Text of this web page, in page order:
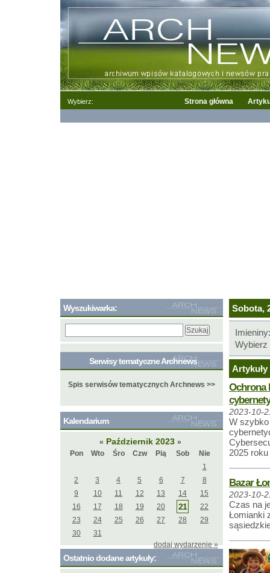
Wybierz: Strona główna
Sobota,
Wybierz
Ochrona
2023-10-
W
2025
Bazar
2023-10-
Czas na
Łomianki
Wyszukiwarka:
Serwisy tematyczne Archnews
Spis serwisów tematycznych Archnews >>
Kalendarium
« Październik 2023 »
Pon
Wto Śro Czw Pią Sob
Nie
1
2
3 4 5 6 7
8
9
10 11 12 13 14
15
16
17 18 19 20 21
22
23
24 25 26 27 28
29
30
31
dodaj wydarzenie »
Ostatnio dodane artykuły: